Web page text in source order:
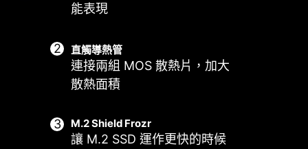
能表現
直觸導熱管
連接兩組 MOS 散熱片，加大
散熱面積
M.2 Shield Frozr
讓 M.2 SSD 運作更快的時候
多情境設定
智能風扇和手動風扇
使用情境